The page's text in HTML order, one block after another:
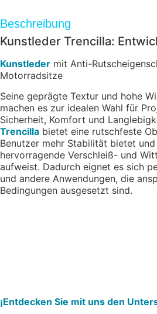
Beschreibung
Kunstleder Trencilla:
Kunstleder mit Anti-
Motorradsitze
Seine geprägte Textur und hohe
machen es zur idealen Wahl für
Sicherheit, Komfort und
Trencilla bietet eine rutschfeste
Benutzer mehr Stabilität bietet
hervorragende Verschleiß- und
aufweist. Dadurch eignet es sich
und andere Anwendungen, die
Bedingungen ausgesetzt sind.
¡Entdecken Sie mit uns den